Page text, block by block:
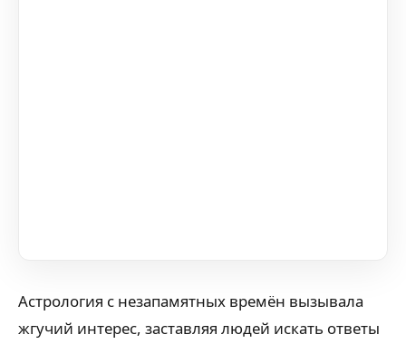
Астрология с незапамятных времён вызывала
жгучий интерес, заставляя людей искать ответы